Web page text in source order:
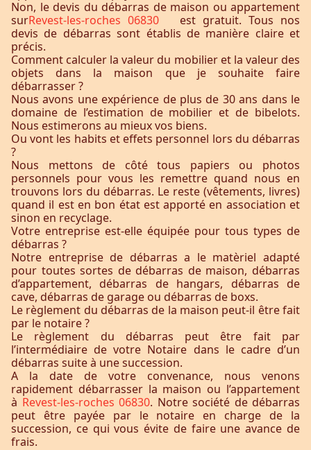
Non, le devis du débarras de maison ou appartement
surRevest-les-roches 06830 est gratuit. Tous nos
devis de débarras sont établis de manière claire et
précis.
Comment calculer la valeur du mobilier et la valeur des
objets dans la maison que je souhaite faire
débarrasser ?
Nous avons une expérience de plus de 30 ans dans le
domaine de l’estimation de mobilier et de bibelots.
Nous estimerons au mieux vos biens.
Ou vont les habits et effets personnel lors du débarras
?
Nous mettons de côté tous papiers ou photos
personnels pour vous les remettre quand nous en
trouvons lors du débarras. Le reste (vêtements, livres)
quand il est en bon état est apporté en association et
sinon en recyclage.
Votre entreprise est-elle équipée pour tous types de
débarras ?
Notre entreprise de débarras a le matèriel adapté
pour toutes sortes de débarras de maison, débarras
d’appartement, débarras de hangars, débarras de
cave, débarras de garage ou débarras de boxs.
Le règlement du débarras de la maison peut-il être fait
par le notaire ?
Le règlement du débarras peut être fait par
l’intermédiaire de votre Notaire dans le cadre d’un
débarras suite à une succession.
A la date de votre convenance, nous venons
rapidement débarrasser la maison ou l’appartement
à Revest-les-roches 06830. Notre société de débarras
peut être payée par le notaire en charge de la
succession, ce qui vous évite de faire une avance de
frais.